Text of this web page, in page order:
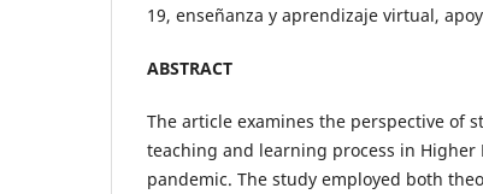
19, enseñanza y aprendizaje virtual,
ABSTRACT
The article examines the perspective of
teaching and learning process in Higher
pandemic. The study employed both